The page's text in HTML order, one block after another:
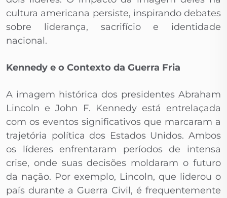
cultura americana persiste, inspirando debates
sobre liderança, sacrifício e identidade
nacional.
Kennedy e o Contexto da Guerra Fria
A imagem histórica dos presidentes Abraham
Lincoln e John F. Kennedy está entrelaçada
com os eventos significativos que marcaram a
trajetória política dos Estados Unidos. Ambos
os líderes enfrentaram períodos de intensa
crise, onde suas decisões moldaram o futuro
da nação. Por exemplo, Lincoln, que liderou o
país durante a Guerra Civil, é frequentemente